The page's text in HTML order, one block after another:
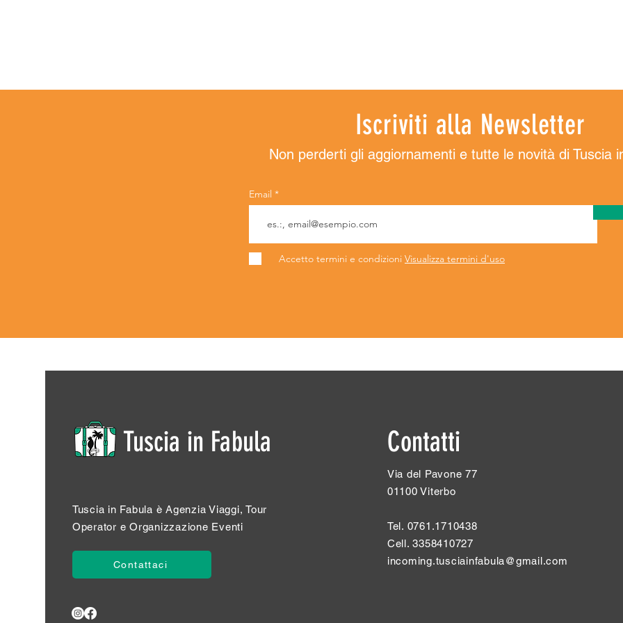
Non perderti gli aggiornamenti e tutte le novità di Tuscia
Email
Accetto termini e condizioni Visualizza termini d'uso
Iscriviti alla Newsletter
Tuscia in Fabula
Tuscia in Fabula è Agenzia Viaggi, Tour
Operator e Organizzazione Eventi
Contattaci
Contatti
Via del Pavone 77
01100 Viterbo
Tel. 0761.1710438
Cell. 3358410727
incoming.tusciainfabula@gmail.com